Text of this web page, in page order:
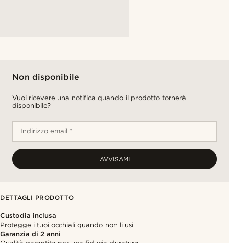
Non disponibile
Vuoi ricevere una notifica quando il prodotto tornerà
disponibile?
Indirizzo email *
AVVISAMI
DETTAGLI PRODOTTO
Custodia inclusa
Protegge i tuoi occhiali quando non li usi
Garanzia di 2 anni